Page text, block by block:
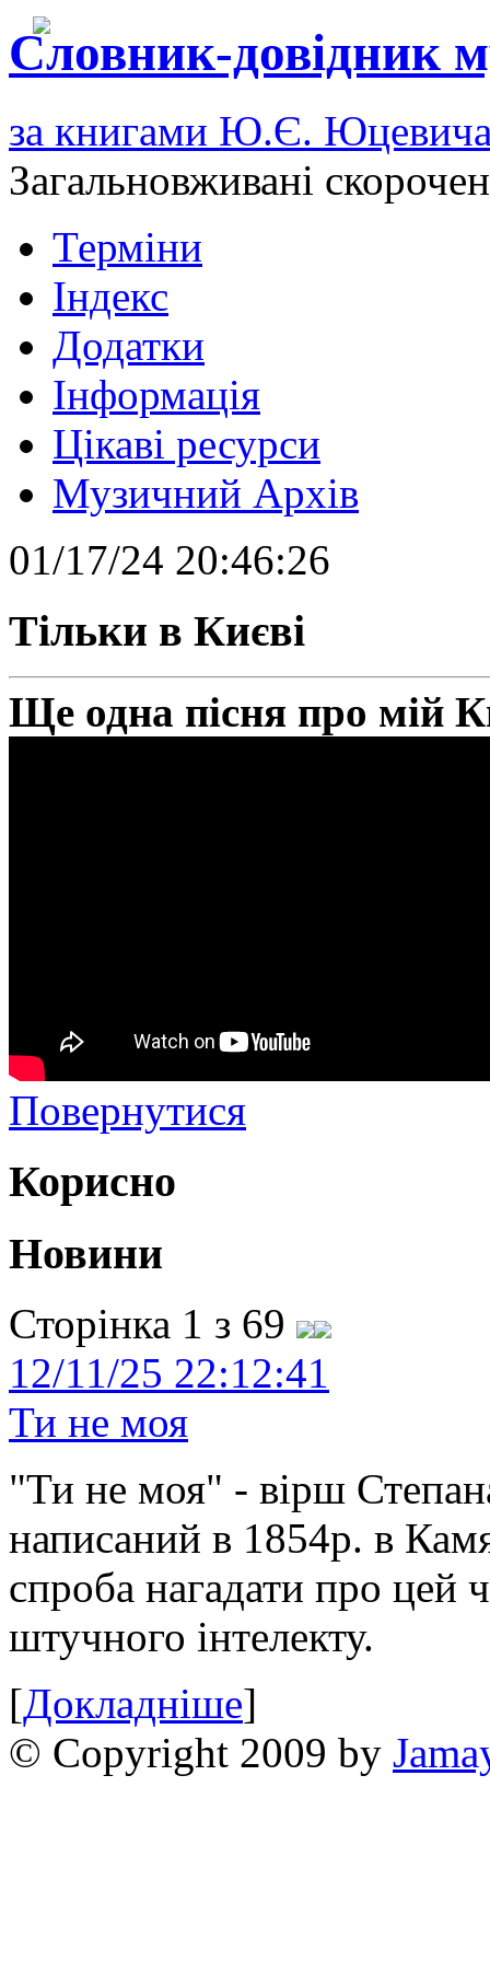
Словник-довідник
за книгами Ю.Є.
Загальновживані
Терміни
Індекс
Додатки
Інформація
Цікаві ресурси
Музичний Архів
01/17/24 20:46:26
Тільки в Києві
Ще одна пісня про мій
Повернутися
Корисно
Новини
Сторінка 1 з 69
12/11/25 22:12:41
Ти не моя
"Ти не моя" - вірш
написаний в 1854р. в
спроба нагадати про цей
штучного інтелекту.
[Докладніше]
© Copyright 2009 by